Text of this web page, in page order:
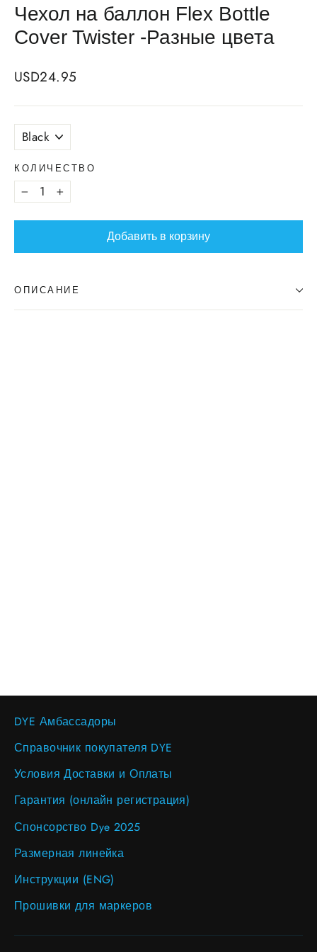
Чехол на баллон Flex Bottle
Cover Twister -Разные цвета
Regular
USD24.95
COLOR
КОЛИЧЕСТВО
− +
Добавить в корзину
ОПИСАНИЕ
DYE Амбассадоры
Справочник покупателя DYE
Условия Доставки и Оплаты
Гарантия (онлайн регистрация)
Спонсорство Dye 2025
Размерная линейка
Инструкции (ENG)
Прошивки для маркеров